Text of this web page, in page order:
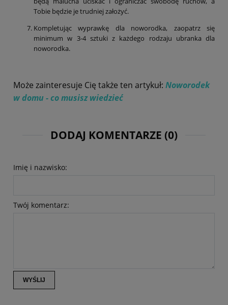
Tobie będzie je trudniej założyć.
Kompletując wyprawkę dla noworodka, zaopatrz się
minimum w 3-4 sztuki z każdego rodzaju ubranka dla
noworodka.
Może zainteresuje Cię także ten artykuł: Noworodek
w domu - co musisz wiedzieć
DODAJ KOMENTARZE (0)
Imię i nazwisko:
Twój komentarz:
WYŚLIJ